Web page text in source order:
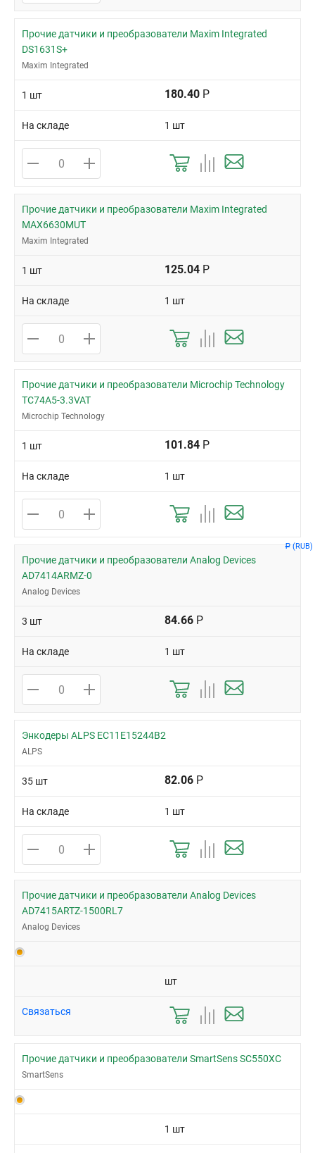
Р (RUB)
Прочие датчики и преобразователи Maxim Integrated
DS1631S+
Maxim Integrated
1 шт 180.40 Р
На складе 1 шт
Прочие датчики и преобразователи Maxim Integrated
MAX6630MUT
Maxim Integrated
1 шт 125.04 Р
На складе 1 шт
Прочие датчики и преобразователи Microchip Technology
TC74A5-3.3VAT
Microchip Technology
1 шт 101.84 Р
На складе 1 шт
Прочие датчики и преобразователи Analog Devices
AD7414ARMZ-0
Analog Devices
3 шт 84.66 Р
На складе 1 шт
Энкодеры ALPS EC11E15244B2
ALPS
35 шт 82.06 Р
На складе 1 шт
Прочие датчики и преобразователи Analog Devices
AD7415ARTZ-1500RL7
Analog Devices
шт
Связаться
Прочие датчики и преобразователи SmartSens SC550XC
SmartSens
1 шт